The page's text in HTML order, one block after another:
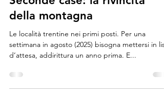
23 set 2024
Tempo di lettura: 3 min
Seconde case: la rivincita
della montagna
Le località trentine nei primi posti. Per una
d’attesa, addirittura un anno prima. E...